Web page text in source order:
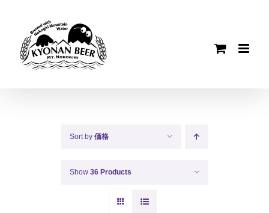
content
Sort by 価格
Show 36 Products